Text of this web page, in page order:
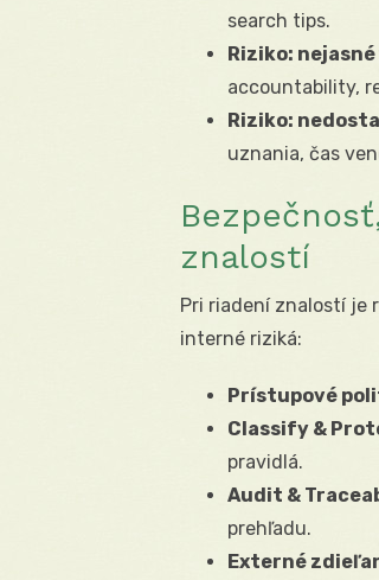
search tips.
Riziko:
accountability,
Riziko:
uznania, čas
znalostí
Pri riadení znalostí je
interné riziká:
Prístupové
Classify &
pravidlá.
Audit &
prehľadu.
Externé